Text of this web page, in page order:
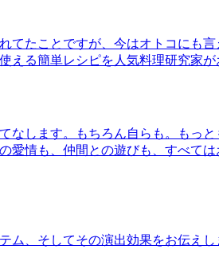
てたことですが、今はオトコに
る簡単レシピを人気料理研究家が
なします。もちろん自らも。もっ
情も、仲間との遊びも、すべて
ム、そしてその演出効果をお伝えし